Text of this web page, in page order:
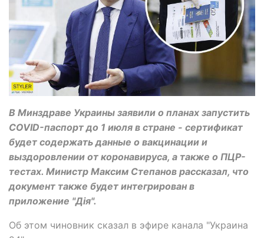
В Минздраве Украины заявили о планах запустить
COVID-паспорт до 1 июля в стране - сертификат
будет содержать данные о вакцинации и
выздоровлении от коронавируса, а также о ПЦР-
тестах. Министр Максим Степанов рассказал, что
документ также будет интегрирован в
приложение "Дія".
Об этом чиновник сказал в эфире канала "Украина